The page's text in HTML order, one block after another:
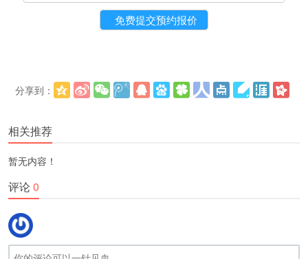
分享到：
相关推荐
暂无内容！
评论0